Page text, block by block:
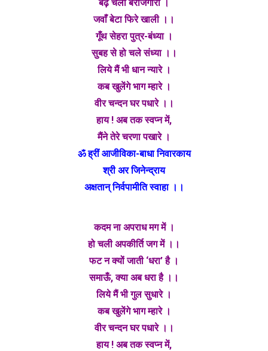
बढ़ चली बेरोजगारी ।
जवाँ बेटा फिरे खाली ।।
गूँथ सेहरा पुत्र-बंध्या ।
सुबह से हो चले संध्या ।।
लिये मैं भी धान न्यारे ।
कब खुलेंगे भाग म्हारे ।
वीर चन्दन घर पधारे ।।
हाय ! अब तक स्वप्न में,
मैंने तेरे चरणा पखारे ।
ॐ ह्रीं आजीविका-बाधा निवारकाय
श्री अर जिनेन्द्राय
अक्षतान् निर्वपामीति स्वाहा ।।
कदम ना अपराध मग में ।
हो चली अपकीर्ति जग में ।।
फट न क्यों जाती ‘धरा’ है ।
समाऊँ, क्या अब धरा है ।।
लिये मैं भी गुल सुधारे ।
कब खुलेंगे भाग म्हारे ।
वीर चन्दन घर पधारे ।।
हाय ! अब तक स्वप्न में,